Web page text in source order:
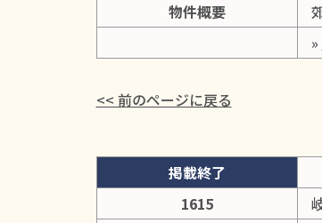
物件概要
»
<< 前のページに戻る
掲載終了
1615